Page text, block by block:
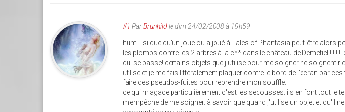
#1 ParBrunhildledim 24/02/2008 à 19h59
hum... si quelqu'un joue ou a joué à Tales of Phantasia peut-être alors
les plombs contre les 2 arbres à la c** dans le château de Demetiel
qui se passe! certains objets que j'utilise pour me soigner ne soignent
utilise et je me fais littéralement plaquer contre le bord de l'écran par
faire des pseudos-fuites pour reprendre mon souffle.
ce qui m'agace particulièrement c'est les secousses: ils en font tout le
m'empêche de me soigner. à savoir que quand j'utilise un objet et qu'il